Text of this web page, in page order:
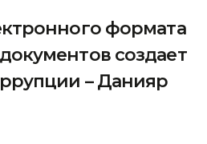
формата
создает
– Данияр